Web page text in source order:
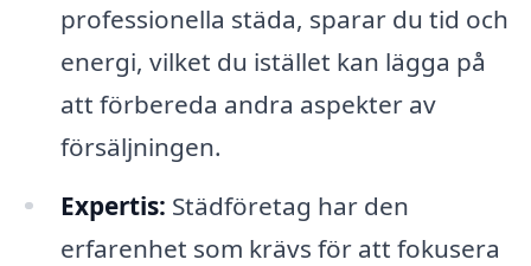
professionella städa, sparar du tid och
energi, vilket du istället kan lägga på
att förbereda andra aspekter av
försäljningen.
Expertis: Städföretag har den
erfarenhet som krävs för att fokusera